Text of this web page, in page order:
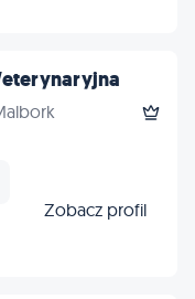
Zobacz profil